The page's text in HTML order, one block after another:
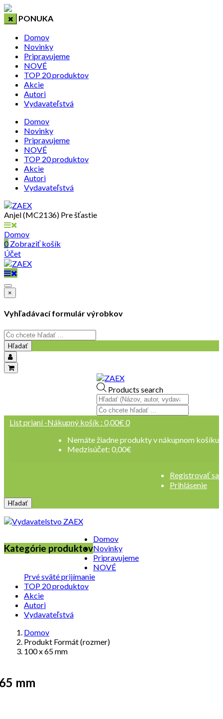
PONUKA
Domov
Novinky
Pripravujeme
NOVÉ
TOP 20 produktov
Akcie
Autori
Vydavateľstvá
Domov
Novinky
Pripravujeme
NOVÉ
TOP 20 produktov
Akcie
Autori
Vydavateľstvá
Anjel (MC2136) Pre šťastie
Domov
0Zobraziť košík
Účet
×
Vyhľadávací formulár výrobkov
Hľadať
Nákupný košík : 0,00€ 0
Nemáte žiadne produkty v nákupnom košíku
Medzisúčet: 0,00€
List prianí -
Registrovať sa
Prihlásenie
Products search
Hľadať
Kategórie produktov
Domov
Novinky
Pripravujeme
NOVÉ
Prvé sväté prijímanie
TOP 20 produktov
Akcie
Autori
Vydavateľstvá
Domov
Produkt Formát (rozmer)
100 x 65 mm
mm